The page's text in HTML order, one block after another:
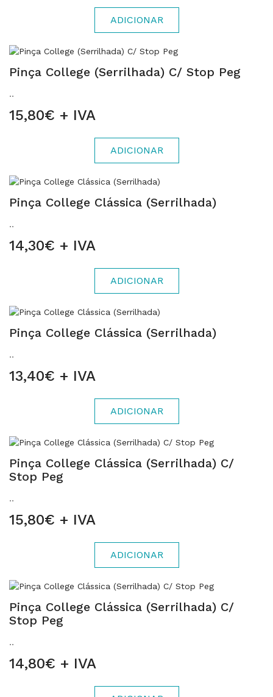
ADICIONAR
Pinça College (Serrilhada) C/ Stop Peg
..
15,80€ + IVA
ADICIONAR
Pinça College Clássica (Serrilhada)
..
14,30€ + IVA
ADICIONAR
Pinça College Clássica (Serrilhada)
..
13,40€ + IVA
ADICIONAR
Pinça College Clássica (Serrilhada) C/
Stop Peg
..
15,80€ + IVA
ADICIONAR
Pinça College Clássica (Serrilhada) C/
Stop Peg
..
14,80€ + IVA